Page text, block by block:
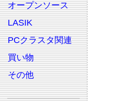
オープンソース
LASIK
PCクラスタ関連
買い物
その他